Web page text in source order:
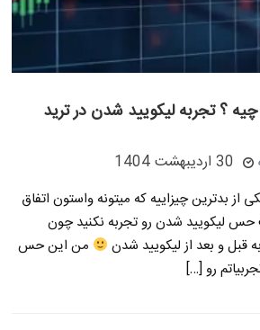
؟ تجربه لیکویید شدن در ترید
30 اردیبهشت 1404
از بدترین چیزاییه که میتونه واستون اتفاق
حس لیکویید شدن رو تجربه نکنید چون
قبل و بعد از لیکویید شدن
من این حس
رو […]